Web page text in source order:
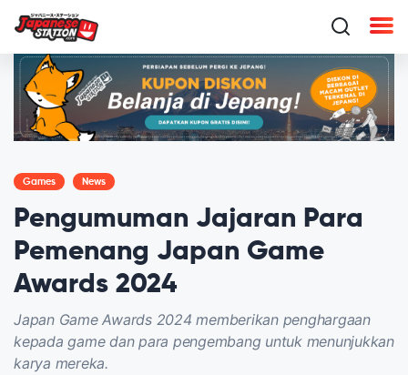
Games News
Pengumuman Jajaran Para
Pemenang Japan Game
Awards 2024
Japan Game Awards 2024 memberikan penghargaan
kepada game dan para pengembang untuk menunjukkan
karya mereka.